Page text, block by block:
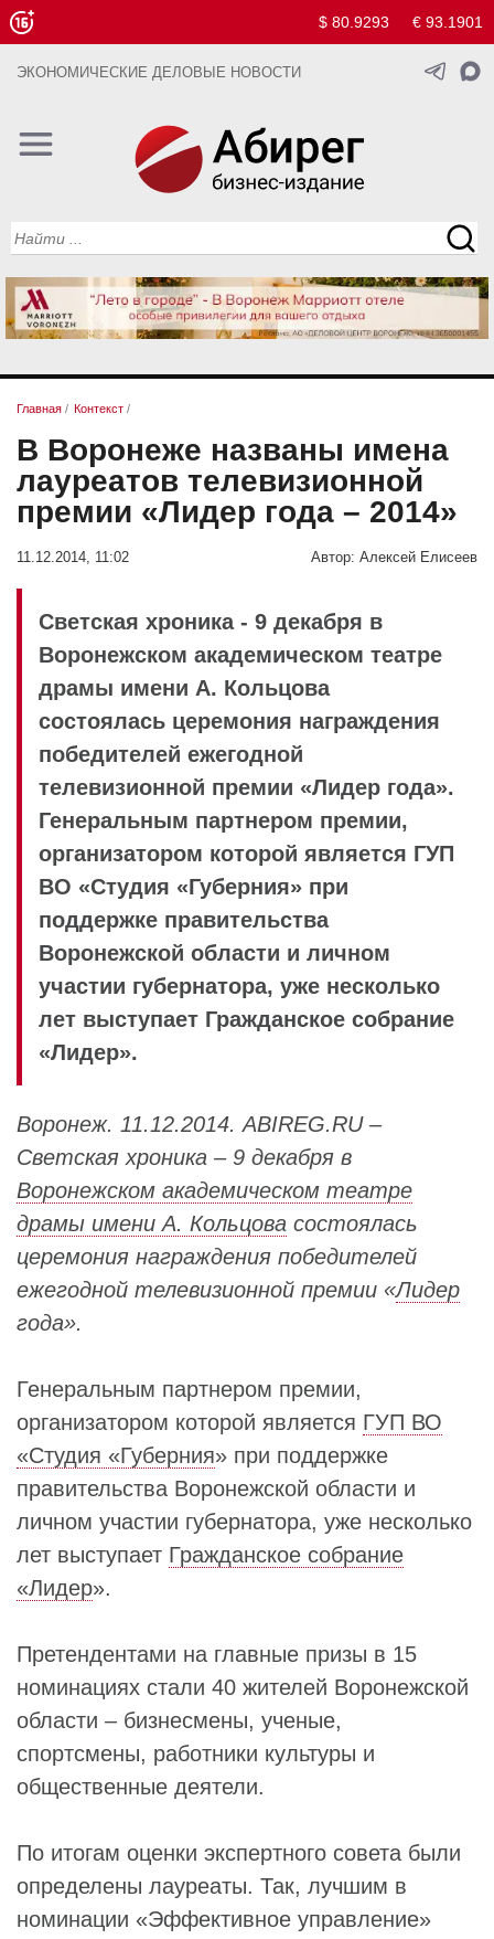
$ 80.9293 € 93.1901
ЭКОНОМИЧЕСКИЕ ДЕЛОВЫЕ НОВОСТИ
Главная / Контекст /
В Воронеже названы имена
лауреатов телевизионной
премии «Лидер года – 2014»
11.12.2014, 11:02 Автор: Алексей Елисеев
Светская хроника - 9 декабря в
Воронежском академическом театре
драмы имени А. Кольцова
состоялась церемония награждения
победителей ежегодной
телевизионной премии «Лидер года».
Генеральным партнером премии,
организатором которой является ГУП
ВО «Студия «Губерния» при
поддержке правительства
Воронежской области и личном
участии губернатора, уже несколько
лет выступает Гражданское собрание
«Лидер».
Воронеж. 11.12.2014. ABIREG.RU –
Светская хроника – 9 декабря в
Воронежском академическом театре
драмы имени А. Кольцова состоялась
церемония награждения победителей
ежегодной телевизионной премии «Лидер
года».
Генеральным партнером премии,
организатором которой является ГУП ВО
«Студия «Губерния» при поддержке
правительства Воронежской области и
личном участии губернатора, уже несколько
лет выступает Гражданское собрание
«Лидер».
Претендентами на главные призы в 15
номинациях стали 40 жителей Воронежской
области – бизнесмены, ученые,
спортсмены, работники культуры и
общественные деятели.
По итогам оценки экспертного совета были
определены лауреаты. Так, лучшим в
номинации «Эффективное управление»